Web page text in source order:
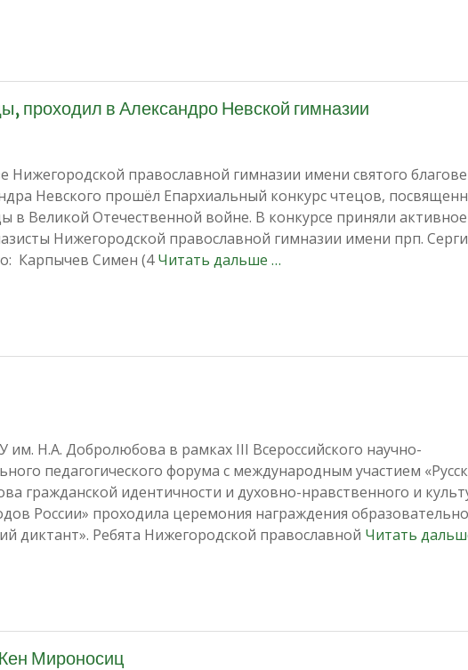
проходил в Александро Невской гимназии
Нижегородской православной гимназии имени святого
Невского прошёл Епархиальный конкурс чтецов,
в Великой Отечественной войне. В конкурсе приняли активное
Нижегородской православной гимназии имени прп.
Карпычев Симен (4Читать дальше …
им. Н.А. Добролюбова в рамках III Всероссийского научно-
педагогического форума с международным участием
гражданской идентичности и духовно-нравственного и
России» проходила церемония награждения
диктант». Ребята Нижегородской православной Читать
Мироносиц